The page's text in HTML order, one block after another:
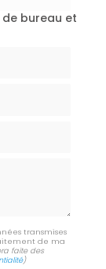
bureau et
transmises
de ma
faite des
)